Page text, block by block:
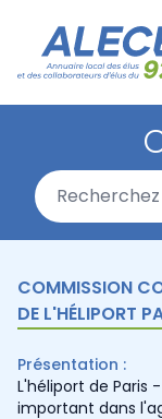
COMMISSION
DE L'HÉLIPORT
Présentation :
L'héliport de Paris
important dans